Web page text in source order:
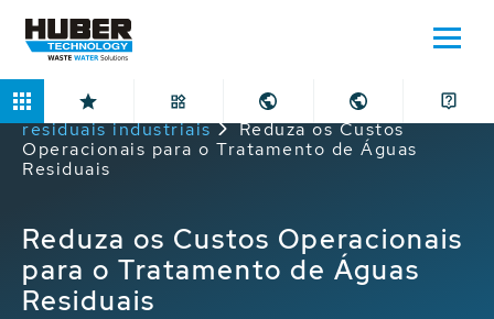
Home Aplicações
Tratamento de águas
residuais industriais
Reduza os Custos
Operacionais para o Tratamento de Águas
Residuais
Reduza os Custos Operacionais
para o Tratamento de Águas
Residuais